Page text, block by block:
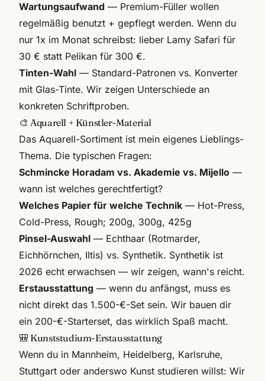
Wartungsaufwand — Premium-Füller wollen
regelmäßig benutzt + gepflegt werden. Wenn du
nur 1x im Monat schreibst: lieber Lamy Safari für
30 € statt Pelikan für 300 €.
Tinten-Wahl — Standard-Patronen vs. Konverter
mit Glas-Tinte. Wir zeigen Unterschiede an
konkreten Schriftproben.
🎨 Aquarell + Künstler-Material
Das Aquarell-Sortiment ist mein eigenes Lieblings-
Thema. Die typischen Fragen:
Schmincke Horadam vs. Akademie vs. Mijello —
wann ist welches gerechtfertigt?
Welches Papier für welche Technik — Hot-Press,
Cold-Press, Rough; 200g, 300g, 425g
Pinsel-Auswahl — Echthaar (Rotmarder,
Eichhörnchen, Iltis) vs. Synthetik. Synthetik ist
2026 echt erwachsen — wir zeigen, wann's reicht.
Erstausstattung — wenn du anfängst, muss es
nicht direkt das 1.500-€-Set sein. Wir bauen dir
ein 200-€-Starterset, das wirklich Spaß macht.
🎒 Kunststudium-Erstausstattung
Wenn du in Mannheim, Heidelberg, Karlsruhe,
Stuttgart oder anderswo Kunst studieren willst: Wir